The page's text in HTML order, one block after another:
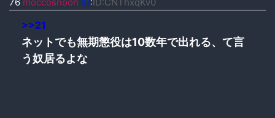
>>21
ネットでも無期懲役は10数年で出れる、て言
う奴居るよな